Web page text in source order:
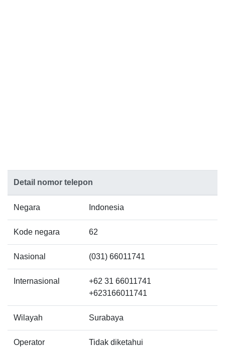
Detail nomor telepon
Negara Indonesia
Kode negara 62
Nasional (031) 66011741
Internasional
+62 31 66011741
+623166011741
Wilayah Surabaya
Operator Tidak diketahui